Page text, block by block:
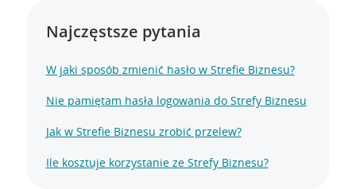
Najczęstsze pytania
W jaki sposób zmienić hasło w Strefie Biznesu?
Nie pamiętam hasła logowania do Strefy Biznesu
Jak w Strefie Biznesu zrobić przelew?
Ile kosztuje korzystanie ze Strefy Biznesu?